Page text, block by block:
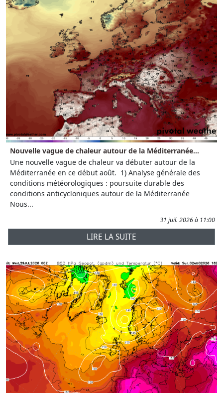
Nouvelle vague de chaleur autour de la Méditerranée...
Une nouvelle vague de chaleur va débuter autour de la
Méditerranée en ce début août. 1) Analyse générale des
conditions météorologiques : poursuite durable des
conditions anticycloniques autour de la Méditerranée
Nous...
31 juil. 2026 à 11:00
LIRE LA SUITE